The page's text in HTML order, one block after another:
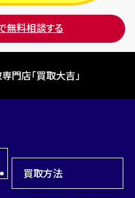
無料相談する
門店「買取大吉」
買取方法